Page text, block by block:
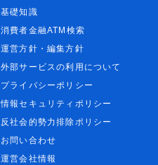
基礎知識
消費者金融ATM検索
運営方針・編集方針
外部サービスの利用について
プライバシーポリシー
情報セキュリティポリシー
反社会的勢力排除ポリシー
お問い合わせ
運営会社情報